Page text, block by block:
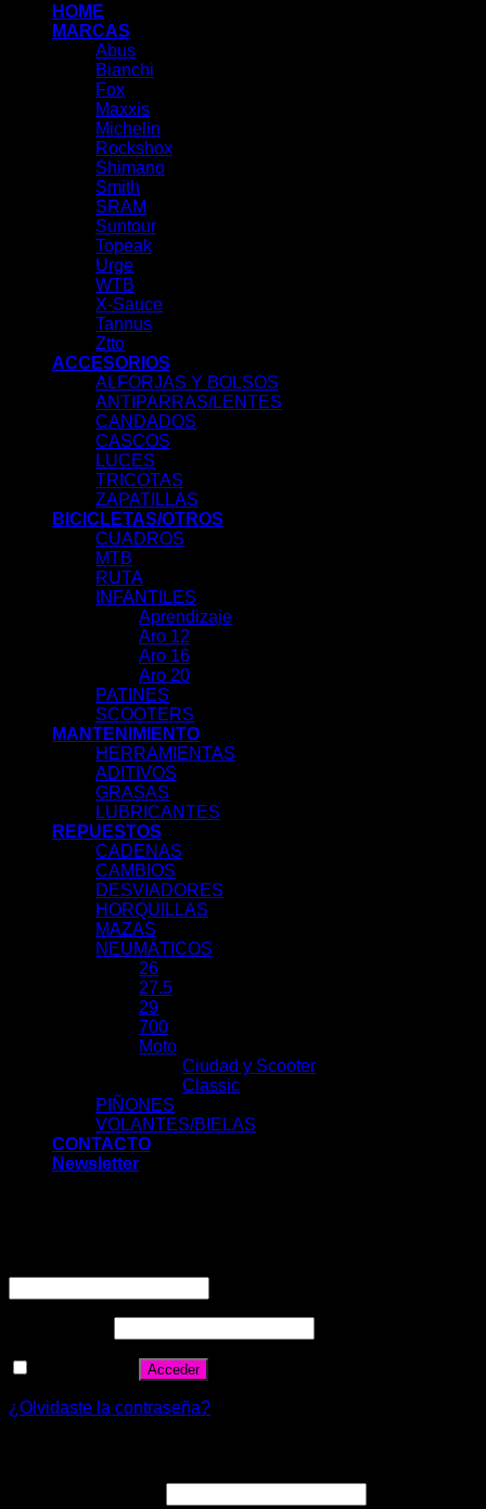
HOME
MARCAS
Abus
Bianchi
Fox
Maxxis
Michelin
Rockshox
Shimano
Smith
SRAM
Suntour
Topeak
Urge
WTB
X-Sauce
Tannus
Ztto
ACCESORIOS
ALFORJAS Y BOLSOS
ANTIPARRAS/LENTES
CANDADOS
CASCOS
LUCES
TRICOTAS
ZAPATILLAS
BICICLETAS/OTROS
CUADROS
MTB
RUTA
INFANTILES
Aprendizaje
Aro 12
Aro 16
Aro 20
PATINES
SCOOTERS
MANTENIMIENTO
HERRAMIENTAS
ADITIVOS
GRASAS
LUBRICANTES
REPUESTOS
CADENAS
CAMBIOS
DESVIADORES
HORQUILLAS
MAZAS
NEUMÁTICOS
26
27.5
29
700
Moto
Ciudad y Scooter
Classic
PIÑONES
VOLANTES/BIELAS
CONTACTO
Newsletter
Acceder
¿Olvidaste la contraseña?